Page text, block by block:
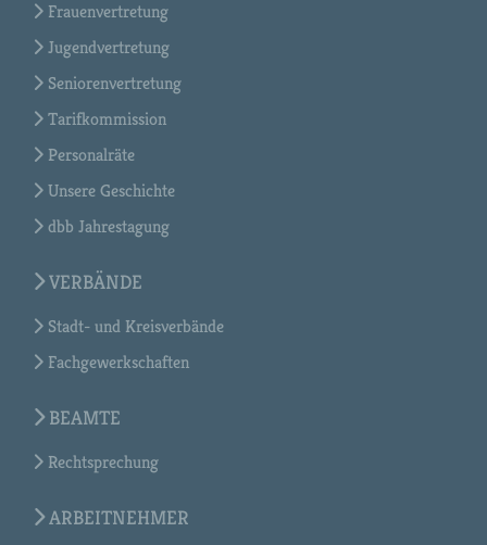
Frauenvertretung
Jugendvertretung
Seniorenvertretung
Tarifkommission
Personalräte
Unsere Geschichte
dbb Jahrestagung
VERBÄNDE
Stadt- und Kreisverbände
Fachgewerkschaften
BEAMTE
Rechtsprechung
ARBEITNEHMER